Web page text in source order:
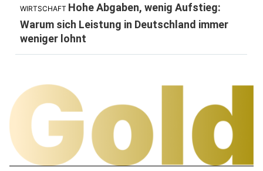
WIRTSCHAFT Hohe Abgaben, wenig Aufstieg:
Warum sich Leistung in Deutschland immer
weniger lohnt